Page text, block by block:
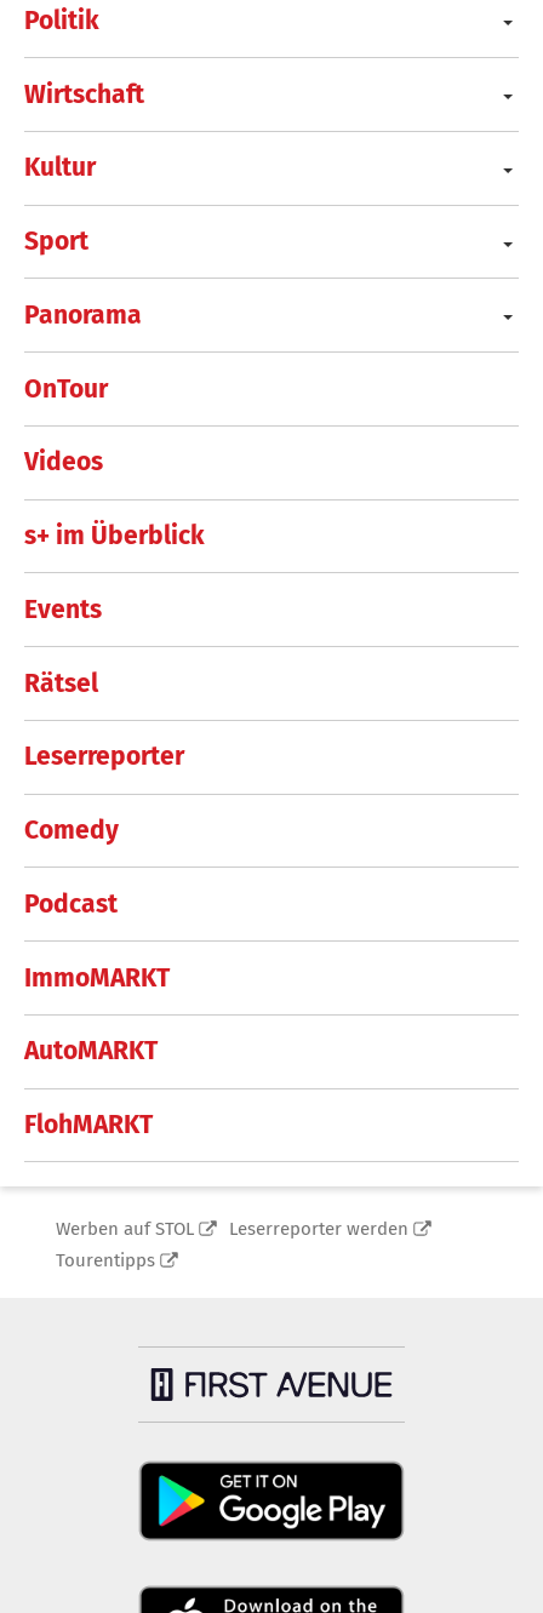
Politik
Wirtschaft
Kultur
Sport
Panorama
OnTour
Videos
s+ im Überblick
Events
Rätsel
Leserreporter
Comedy
Podcast
ImmoMARKT
AutoMARKT
FlohMARKT
Werben auf STOL
Leserreporter werden
Tourentipps